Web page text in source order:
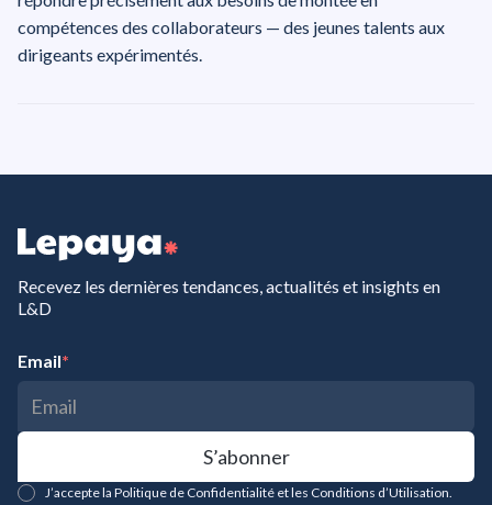
compétences des collaborateurs — des jeunes talents aux
dirigeants expérimentés.
Recevez les dernières tendances, actualités et insights en
L&D
Email*
J’accepte la Politique de Confidentialité et les Conditions d’Utilisation.